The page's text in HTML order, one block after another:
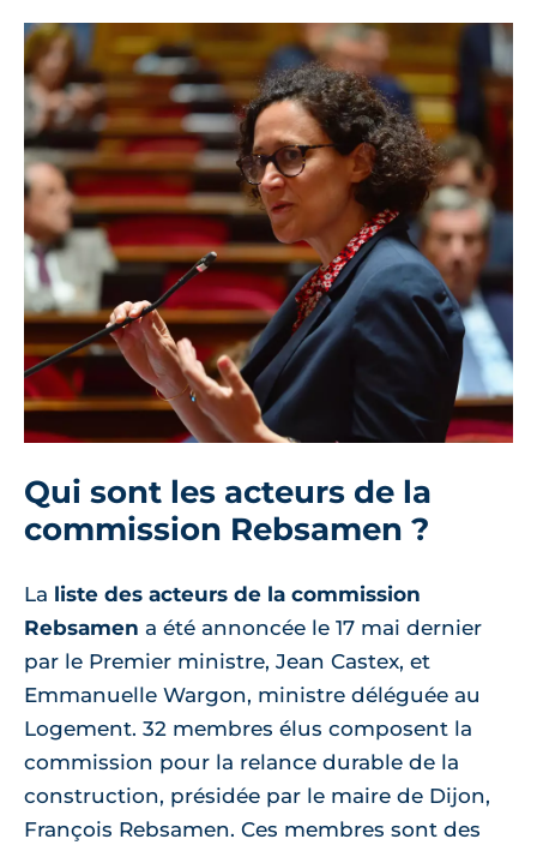
Qui sont les acteurs de la
commission Rebsamen ?
La liste des acteurs de la commission
Rebsamen a été annoncée le 17 mai dernier
par le Premier ministre, Jean Castex, et
Emmanuelle Wargon, ministre déléguée au
Logement. 32 membres élus composent la
commission pour la relance durable de la
construction, présidée par le maire de Dijon,
François Rebsamen. Ces membres sont des